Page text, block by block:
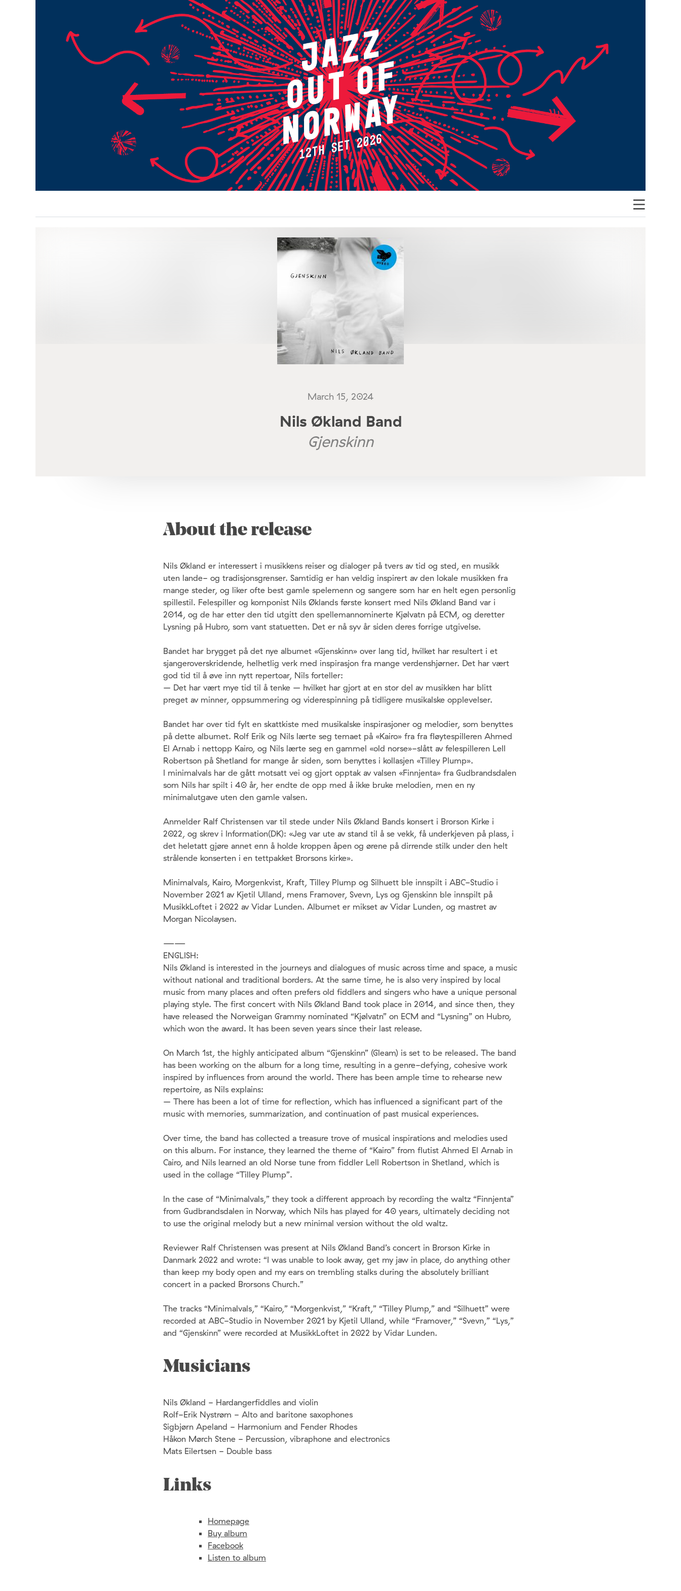
March 15, 2024
Nils Økland Band
Gjenskinn
About the release
Nils Økland er interessert i musikkens reiser og dialoger på tvers av tid og sted, en musikk
uten lande- og tradisjonsgrenser. Samtidig er han veldig inspirert av den lokale musikken fra
mange steder, og liker ofte best gamle spelemenn og sangere som har en helt egen personlig
spillestil. Felespiller og komponist Nils Øklands første konsert med Nils Økland Band var i
2014, og de har etter den tid utgitt den spellemannominerte Kjølvatn på ECM, og deretter
Lysning på Hubro, som vant statuetten. Det er nå syv år siden deres forrige utgivelse.
Bandet har brygget på det nye albumet «Gjenskinn» over lang tid, hvilket har resultert i et
sjangeroverskridende, helhetlig verk med inspirasjon fra mange verdenshjørner. Det har vært
god tid til å øve inn nytt repertoar, Nils forteller:
– Det har vært mye tid til å tenke – hvilket har gjort at en stor del av musikken har blitt
preget av minner, oppsummering og viderespinning på tidligere musikalske opplevelser.
Bandet har over tid fylt en skattkiste med musikalske inspirasjoner og melodier, som benyttes
på dette albumet. Rolf Erik og Nils lærte seg temaet på «Kairo» fra fra fløytespilleren Ahmed
El Arnab i nettopp Kairo, og Nils lærte seg en gammel «old norse»-slått av felespilleren Lell
Robertson på Shetland for mange år siden, som benyttes i kollasjen «Tilley Plump».
I minimalvals har de gått motsatt vei og gjort opptak av valsen «Finnjenta» fra Gudbrandsdalen
som Nils har spilt i 40 år, her endte de opp med å ikke bruke melodien, men en ny
minimalutgave uten den gamle valsen.
Anmelder Ralf Christensen var til stede under Nils Økland Bands konsert i Brorson Kirke i
2022, og skrev i Information(DK): «Jeg var ute av stand til å se vekk, få underkjeven på plass, i
det heletatt gjøre annet enn å holde kroppen åpen og ørene på dirrende stilk under den helt
strålende konserten i en tettpakket Brorsons kirke».
Minimalvals, Kairo, Morgenkvist, Kraft, Tilley Plump og Silhuett ble innspilt i ABC-Studio i
November 2021 av Kjetil Ulland, mens Framover, Svevn, Lys og Gjenskinn ble innspilt på
MusikkLoftet i 2022 av Vidar Lunden. Albumet er mikset av Vidar Lunden, og mastret av
Morgan Nicolaysen.
——
ENGLISH:
Nils Økland is interested in the journeys and dialogues of music across time and space, a music
without national and traditional borders. At the same time, he is also very inspired by local
music from many places and often prefers old fiddlers and singers who have a unique personal
playing style. The first concert with Nils Økland Band took place in 2014, and since then, they
have released the Norweigan Grammy nominated “Kjølvatn” on ECM and “Lysning” on Hubro,
which won the award. It has been seven years since their last release.
On March 1st, the highly anticipated album “Gjenskinn” (Gleam) is set to be released. The band
has been working on the album for a long time, resulting in a genre-defying, cohesive work
inspired by influences from around the world. There has been ample time to rehearse new
repertoire, as Nils explains:
– There has been a lot of time for reflection, which has influenced a significant part of the
music with memories, summarization, and continuation of past musical experiences.
Over time, the band has collected a treasure trove of musical inspirations and melodies used
on this album. For instance, they learned the theme of “Kairo” from flutist Ahmed El Arnab in
Cairo, and Nils learned an old Norse tune from fiddler Lell Robertson in Shetland, which is
used in the collage “Tilley Plump”.
In the case of “Minimalvals,” they took a different approach by recording the waltz “Finnjenta”
from Gudbrandsdalen in Norway, which Nils has played for 40 years, ultimately deciding not
to use the original melody but a new minimal version without the old waltz.
Reviewer Ralf Christensen was present at Nils Økland Band’s concert in Brorson Kirke in
Danmark 2022 and wrote: “I was unable to look away, get my jaw in place, do anything other
than keep my body open and my ears on trembling stalks during the absolutely brilliant
concert in a packed Brorsons Church.”
The tracks “Minimalvals,” “Kairo,” “Morgenkvist,” “Kraft,” “Tilley Plump,” and “Silhuett” were
recorded at ABC-Studio in November 2021 by Kjetil Ulland, while “Framover,” “Svevn,” “Lys,”
and “Gjenskinn” were recorded at MusikkLoftet in 2022 by Vidar Lunden.
Musicians
Nils Økland - Hardangerfiddles and violin
Rolf-Erik Nystrøm - Alto and baritone saxophones
Sigbjørn Apeland - Harmonium and Fender Rhodes
Håkon Mørch Stene - Percussion, vibraphone and electronics
Mats Eilertsen - Double bass
Links
Homepage
Buy album
Facebook
Listen to album